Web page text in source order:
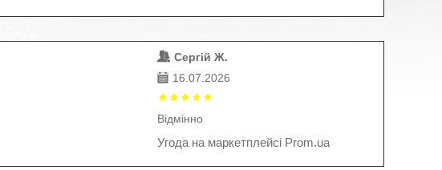
Сергій Ж.
16.07.2026
Відмінно
Угода на маркетплейсі Prom.ua